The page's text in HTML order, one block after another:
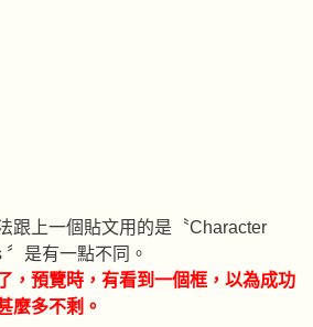
跟上一個貼文用的是〝Character
是有一點不同。
，預覽時，有看到一個框，以為成功
麼多不剩。